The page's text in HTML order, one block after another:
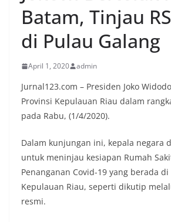
Batam, Tinjau
di Pulau Galang
April 1, 2020 admin
Jurnal123.com – Presiden Joko
Provinsi Kepulauan Riau dalam
pada Rabu, (1/4/2020).
Dalam kunjungan ini, kepala negara
untuk meninjau kesiapan Rumah
Penanganan Covid-19 yang berada di
Kepulauan Riau, seperti dikutip
resmi.